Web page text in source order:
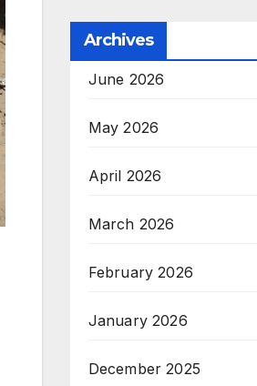
Archives
June 2026
May 2026
April 2026
March 2026
February 2026
January 2026
December 2025